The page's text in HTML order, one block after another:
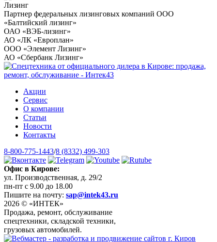
Лизинг
Партнер федеральных лизинговых компаний ООО
«Балтийский лизинг»
ОАО «ВЭБ-лизинг»
АО «ЛК «Европлан»
ООО «Элемент Лизинг»
АО «Сбербанк Лизинг»
Акции
Сервис
О компании
Статьи
Новости
Контакты
8-800-775-1443/8 (8332) 499-303
Офис в Кирове:
ул. Производственная, д. 29/2
пн-пт с 9.00 до 18.00
Пишите на почту: sap@intek43.ru
2026 © «ИНТЕК»
Продажа, ремонт, обслуживание
спецтехники, складской техники,
грузовых автомобилей.